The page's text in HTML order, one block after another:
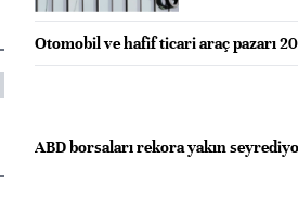
Otomobil ve hafif ticari araç pazarı
ABD borsaları rekora yakın